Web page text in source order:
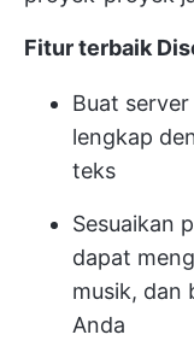
Fitur terbaik
Buat
lengkap
teks
Sesuaikan
dapat
musik, dan
Anda